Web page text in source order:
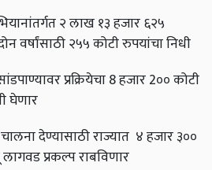
२ लाख १३ हजार ६२५
वर्षांसाठी २५५ कोटी रुपयांचा निधी
प्रक्रियेचा 8 हजार 2०० कोटी
घेणार
देण्यासाठी राज्यात ४ हजार ३००
प्रकल्प राबविणार